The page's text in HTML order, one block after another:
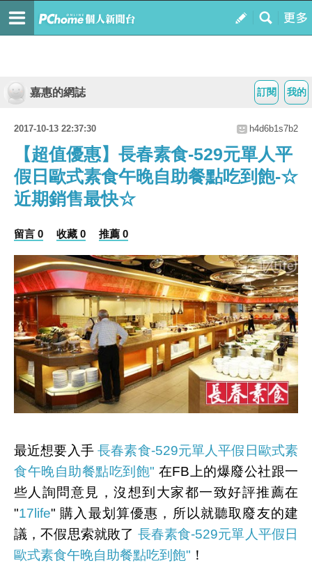
我的
訂閱
嘉惠的網誌
2017-10-13 22:37:30 h4d6b1s7b2
【超值優惠】長春素食-529元單人平
假日歐式素食午晚自助餐點吃到飽-☆
近期銷售最快☆
留言 0 收藏 0 推薦 0
最近想要入手長春素食-529元單人平假日歐式素
食午晚自助餐點吃到飽" 在FB上的爆廢公社跟一
些人詢問意見，沒想到大家都一致好評推薦在
"17life" 購入最划算優惠，所以就聽取廢友的建
議，不假思索就敗了 長春素食-529元單人平假日
歐式素食午晚自助餐點吃到飽" ！